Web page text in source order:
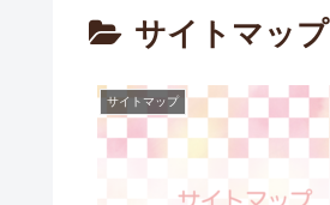
サイトマップ
サイトマップ